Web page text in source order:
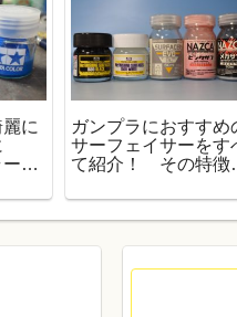
に
を
ガンプラにおすすめ
サーフェイサーをす
て紹介！ その特徴